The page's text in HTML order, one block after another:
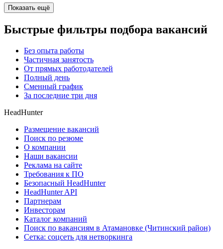
Показать ещё
Быстрые фильтры подбора вакансий
Без опыта работы
Частичная занятость
От прямых работодателей
Полный день
Сменный график
За последние три дня
HeadHunter
Размещение вакансий
Поиск по резюме
О компании
Наши вакансии
Реклама на сайте
Требования к ПО
Безопасный HeadHunter
HeadHunter API
Партнерам
Инвесторам
Каталог компаний
Поиск по вакансиям в Атамановке (Читинский район)
Сетка: соцсеть для нетворкинга